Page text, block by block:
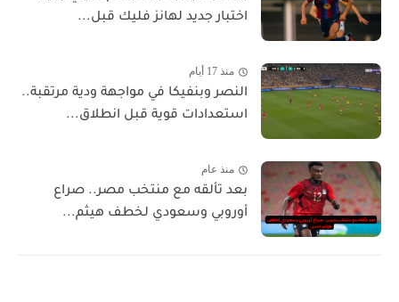
اختبار جديد لهانز فليك قبل...
منذ 17 أيام
النصر وبنفيكا في مواجهة ودية مرتقبة..
استعدادات قوية قبل انطلاق...
منذ عام
بعد تألقه مع منتخب مصر.. صراع
أوروبي وسعودي لخطف هيثم...